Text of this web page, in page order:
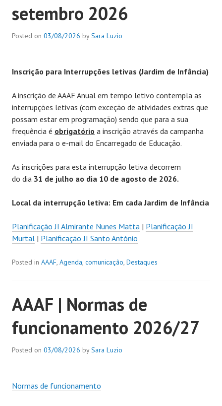
setembro 2026
Posted on 03/08/2026 bySara Luzio
Inscrição para Interrupções letivas (Jardim de Infância)
A inscrição de AAAF Anual em tempo letivo contempla as
interrupções letivas (com exceção de atividades extras que
possam estar em programação) sendo que para a sua
frequência é obrigatório a inscrição através da campanha
enviada para o e-mail do Encarregado de Educação.
As inscrições para esta interrupção letiva decorrem
do dia 31 de julho ao dia 10 de agosto de 2026.
Local da interrupção letiva: Em cada Jardim de Infância
Planificação JI Almirante Nunes Matta | Planificação JI
Murtal | Planificação JI Santo António
Posted in AAAF, Agenda, comunicação, Destaques
AAAF | Normas de
funcionamento 2026/27
Posted on 03/08/2026 bySara Luzio
Normas de funcionamento